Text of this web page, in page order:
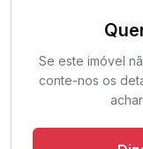
Se este imóvel
conte-nos os